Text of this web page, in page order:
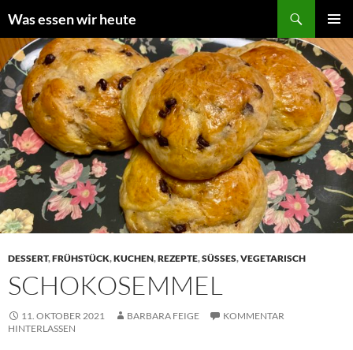
Inhalt
springen
Was essen wir heute
MENÜ
DESSERT,FRÜHSTÜCK,KUCHEN,REZEPTE,SÜSSES ,VEGETARISCH
SCHOKOSEMMEL
11. OKTOBER 2021 BARBARA FEIGE
KOMMENTAR
HINTERLASSEN